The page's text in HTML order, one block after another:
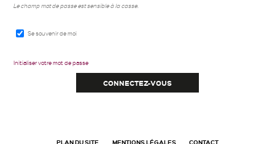
Le champ mot de passe est sensible à la casse.
Se souvenir de moi
Initialiser votre mot de passe